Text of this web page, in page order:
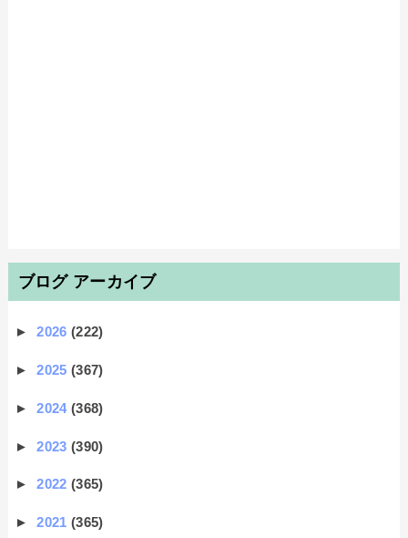
ブログ アーカイブ
►2026(222)
►2025(367)
►2024(368)
►2023(390)
►2022(365)
►2021(365)